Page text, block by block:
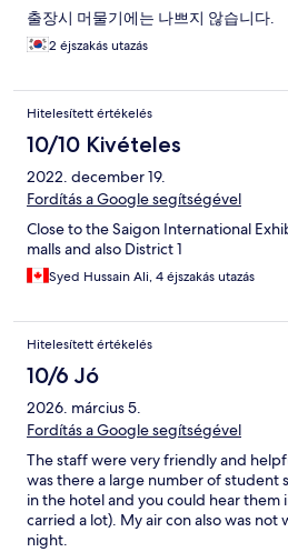
출장시 머물기에는 나쁘지 않습니다.
2 éjszakás utazás
Hitelesített értékelés
10/10 Kivételes
2022. december 19.
Fordítás a Google segítségével
Close to the Saigon International
malls and also District 1
Syed Hussain Ali, 4 éjszakás utazás
Hitelesített értékelés
10/6 Jó
2026. március 5.
Fordítás a Google segítségével
The staff were very friendly and
was there a large number of student
in the hotel and you could hear them
carried a lot). My air con also was
night.